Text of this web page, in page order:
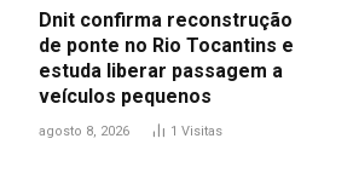
Dnit confirma reconstrução
de ponte no Rio Tocantins e
estuda liberar passagem a
veículos pequenos
agosto 8, 2026 1 Visitas